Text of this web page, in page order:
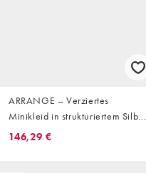
ARRANGE – Verziertes
Minikleid in strukturiertem Silber
mit U-Ausschnitt und lockerer
146,29 €